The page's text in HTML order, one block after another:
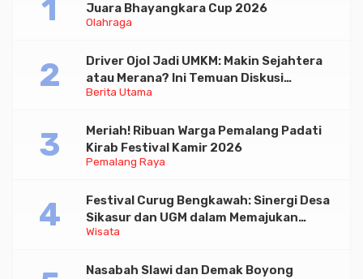
Olahraga
Juara Bhayangkara Cup 2026
Berita Utama
Driver Ojol Jadi UMKM: Makin Sejahtera
atau Merana? Ini Temuan Diskusi
Paramadina
Pemalang Raya
Meriah! Ribuan Warga Pemalang Padati
Kirab Festival Kamir 2026
Wisata
Festival Curug Bengkawah: Sinergi Desa
Sikasur dan UGM dalam Memajukan
Wisata serta UMKM Lokal
Nasabah Slawi dan Demak Boyong